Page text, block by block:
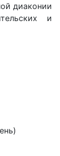
диаконии
и